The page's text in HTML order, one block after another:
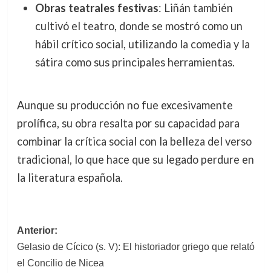
Obras teatrales festivas: Liñán también
cultivó el teatro, donde se mostró como un
hábil crítico social, utilizando la comedia y la
sátira como sus principales herramientas.
Aunque su producción no fue excesivamente
prolífica, su obra resalta por su capacidad para
combinar la crítica social con la belleza del verso
tradicional, lo que hace que su legado perdure en
la literatura española.
Navegación
de
Anterior:
Gelasio de Cícico (s. V): El historiador griego que relató
el Concilio de Nicea